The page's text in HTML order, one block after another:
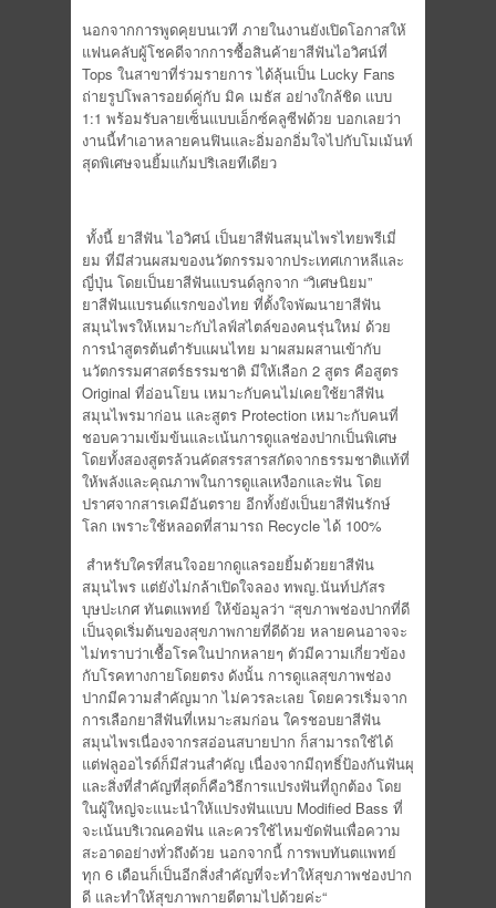
นอกจากการพูดคุยบนเวที ภายในงานยังเปิดโอกาสให้
แฟนคลับผู้โชคดีจากการซื้อสินค้ายาสีฟันไอวิศน์ที่
Tops ในสาขาที่ร่วมรายการ ได้ลุ้นเป็น Lucky Fans
ถ่ายรูปโพลารอยด์คู่กับ มิค เมธัส อย่างใกล้ชิด แบบ
1:1 พร้อมรับลายเซ็นแบบเอ็กซ์คลูซีฟด้วย บอกเลยว่า
งานนี้ทำเอาหลายคนฟินและอิ่มอกอิ่มใจไปกับโมเม้นท์
สุดพิเศษจนยิ้มแก้มปริเลยทีเดียว
ทั้งนี้ ยาสีฟัน ไอวิศน์ เป็นยาสีฟันสมุนไพรไทยพรีเมี่
ยม ที่มีส่วนผสมของนวัตกรรมจากประเทศเกาหลีและ
ญี่ปุ่น โดยเป็นยาสีฟันแบรนด์ลูกจาก “วิเศษนิยม”
ยาสีฟันแบรนด์แรกของไทย ที่ตั้งใจพัฒนายาสีฟัน
สมุนไพรให้เหมาะกับไลฟ์สไตล์ของคนรุ่นใหม่ ด้วย
การนำสูตรต้นตำรับแผนไทย มาผสมผสานเข้ากับ
นวัตกรรมศาสตร์ธรรมชาติ มีให้เลือก 2 สูตร คือสูตร
Original ที่อ่อนโยน เหมาะกับคนไม่เคยใช้ยาสีฟัน
สมุนไพรมาก่อน และสูตร Protection เหมาะกับคนที่
ชอบความเข้มข้นและเน้นการดูแลช่องปากเป็นพิเศษ
โดยทั้งสองสูตรล้วนคัดสรรสารสกัดจากธรรมชาติแท้ที่
ให้พลังและคุณภาพในการดูแลเหงือกและฟัน โดย
ปราศจากสารเคมีอันตราย อีกทั้งยังเป็นยาสีฟันรักษ์
โลก เพราะใช้หลอดที่สามารถ Recycle ได้ 100%
สำหรับใครที่สนใจอยากดูแลรอยยิ้มด้วยยาสีฟัน
สมุนไพร แต่ยังไม่กล้าเปิดใจลอง ทพญ.นันท์ปภัสร
บุษปะเกศ ทันตแพทย์ ให้ข้อมูลว่า “สุขภาพช่องปากที่ดี
เป็นจุดเริ่มต้นของสุขภาพกายที่ดีด้วย หลายคนอาจจะ
ไม่ทราบว่าเชื้อโรคในปากหลายๆ ตัวมีความเกี่ยวข้อง
กับโรคทางกายโดยตรง ดังนั้น การดูแลสุขภาพช่อง
ปากมีความสำคัญมาก ไม่ควรละเลย โดยควรเริ่มจาก
การเลือกยาสีฟันที่เหมาะสมก่อน ใครชอบยาสีฟัน
สมุนไพรเนื่องจากรสอ่อนสบายปาก ก็สามารถใช้ได้
แต่ฟลูออไรด์ก็มีส่วนสำคัญ เนื่องจากมีฤทธิ์ป้องกันฟันผุ
และสิ่งที่สำคัญที่สุดก็คือวิธีการแปรงฟันที่ถูกต้อง โดย
ในผู้ใหญ่จะแนะนำให้แปรงฟันแบบ Modified Bass ที่
จะเน้นบริเวณคอฟัน และควรใช้ไหมขัดฟันเพื่อความ
สะอาดอย่างทั่วถึงด้วย นอกจากนี้ การพบทันตแพทย์
ทุก 6 เดือนก็เป็นอีกสิ่งสำคัญที่จะทำให้สุขภาพช่องปาก
ดี และทำให้สุขภาพกายดีตามไปด้วยค่ะ“